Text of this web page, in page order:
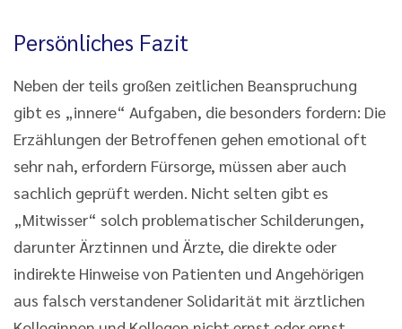
Persönliches Fazit
Neben der teils großen zeitlichen Beanspruchung
gibt es „innere“ Aufgaben, die besonders fordern: Die
Erzählungen der Betroffenen gehen emotional oft
sehr nah, erfordern Fürsorge, müssen aber auch
sachlich geprüft werden. Nicht selten gibt es
„Mitwisser“ solch problematischer Schilderungen,
darunter Ärztinnen und Ärzte, die direkte oder
indirekte Hinweise von Patienten und Angehörigen
aus falsch verstandener Solidarität mit ärztlichen